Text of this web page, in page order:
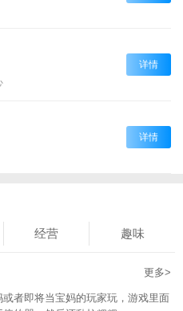
详情
详情
经营 趣味
更多>
者即将当宝妈的玩家玩，游戏里面